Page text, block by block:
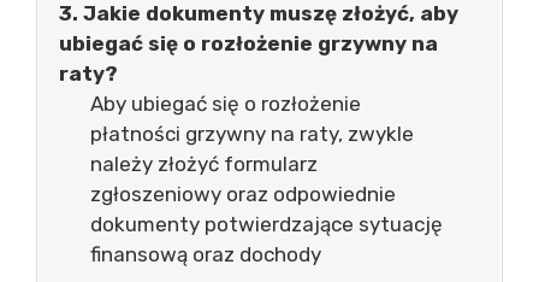
3. Jakie dokumenty muszę złożyć, aby
ubiegać się o rozłożenie grzywny na
raty?
Aby ubiegać się o rozłożenie
płatności grzywny na raty, zwykle
należy złożyć formularz
zgłoszeniowy oraz odpowiednie
dokumenty potwierdzające sytuację
finansową oraz dochody